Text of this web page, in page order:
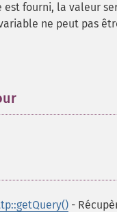
est fourni, la valeur
ne peut pas
-